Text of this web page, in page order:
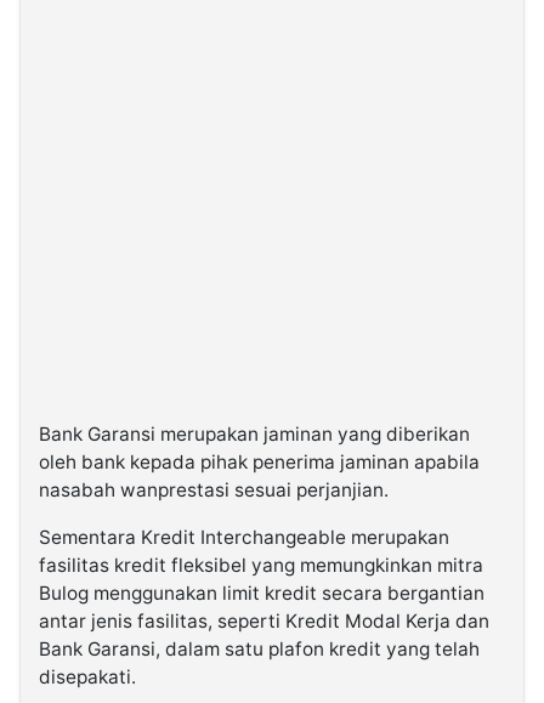
Bank Garansi merupakan jaminan yang diberikan
oleh bank kepada pihak penerima jaminan apabila
nasabah wanprestasi sesuai perjanjian.
Sementara Kredit Interchangeable merupakan
fasilitas kredit fleksibel yang memungkinkan mitra
Bulog menggunakan limit kredit secara bergantian
antar jenis fasilitas, seperti Kredit Modal Kerja dan
Bank Garansi, dalam satu plafon kredit yang telah
disepakati.